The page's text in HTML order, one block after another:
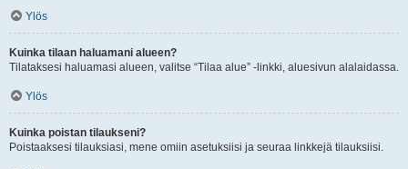
Ylös
Kuinka tilaan haluamani alueen?
Tilataksesi haluamasi alueen, valitse “Tilaa alue” -linkki, aluesivun alalaidassa.
Ylös
Kuinka poistan tilaukseni?
Poistaaksesi tilauksiasi, mene omiin asetuksiisi ja seuraa linkkejä tilauksiisi.